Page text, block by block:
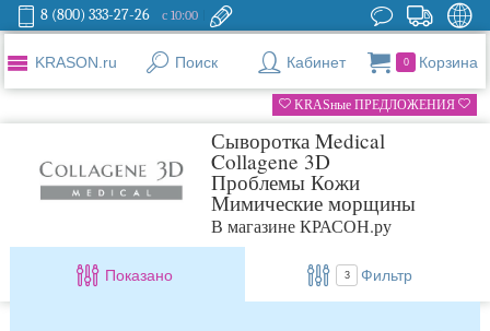
8 (800) 333-27-26 с 10:00
KRASON.ru Поиск Кабинет 0 Корзина
KRASные ПРЕДЛОЖЕНИЯ
Сыворотка Medical
Collagene 3D
Проблемы Кожи
Мимические морщины
В магазине КРАСОН.ру
Показано 3 Фильтр